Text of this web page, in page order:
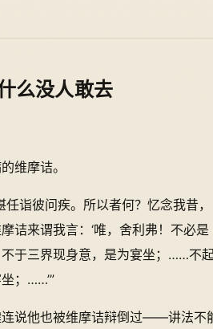
么没人敢去
维摩诘。
诣彼问疾。所以者何？忆念我昔，
诘来谓我言：‘唯，舍利弗！不必是
于三界现身意，是为宴坐；……不
；……’”
连说他也被维摩诘辩倒过——讲法不